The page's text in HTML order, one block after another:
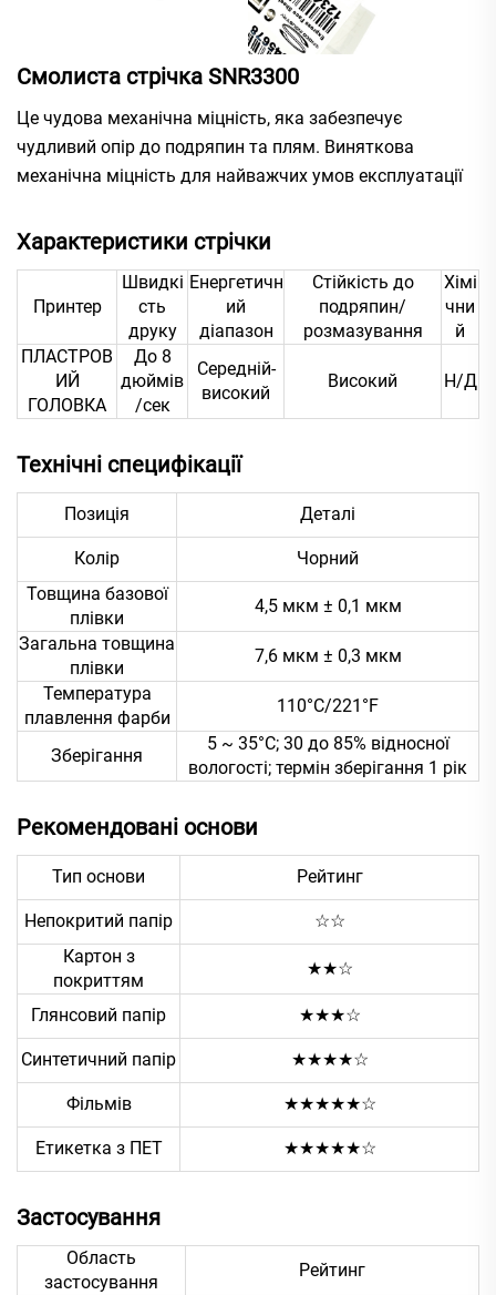
Смолиста стрічка SNR3300
Це чудова механічна міцність, яка забезпечує
чудливий опір до подряпин та плям. Виняткова
механічна міцність для найважчих умов експлуатації
Характеристики стрічки
Принтер
Швидкі
сть
друку
Енергетичн
ий
діапазон
Стійкість до
подряпин/
розмазування
Хімі
чни
й
ПЛАСТРОВ
ИЙ
ГОЛОВКА
До 8
дюймів
/сек
Середній-
високий
Високий Н/Д
Технічні специфікації
Позиція Деталі
Колір
Чорний
Товщина базової
плівки
4,5 мкм ± 0,1 мкм
Загальна товщина
плівки
7,6 мкм ± 0,3 мкм
Температура
плавлення фарби
110°C/221°F
Зберігання
5 ~ 35°C; 30 до 85% відносної
вологості; термін зберігання 1 рік
Рекомендовані основи
Тип основи Рейтинг
Непокритий папір
☆☆
Картон з
покриттям
★★☆
Глянсовий папір ★★★☆
Синтетичний папір ★★★★☆
Фільмів ★★★★★☆
Етикетка з ПЕТ ★★★★★☆
Застосування
Область
застосування
Рейтинг